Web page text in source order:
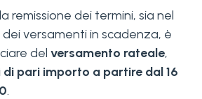
remissione dei termini, sia nel
versamenti in scadenza, è
del versamento rateale,
di pari importo a partire dal 16
.